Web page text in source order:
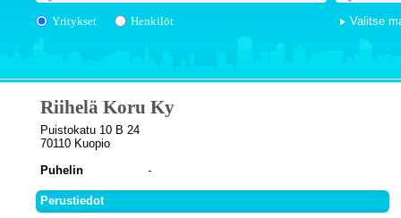
Yritykset Henkilöt Valitse
Riihelä Koru Ky
Puistokatu 10 B 24
70110 Kuopio
Puhelin
Perustiedot